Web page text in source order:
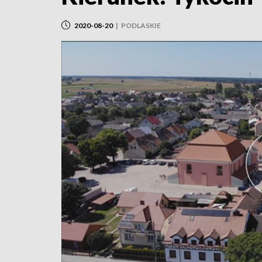
2020-08-20 | PODLASKIE